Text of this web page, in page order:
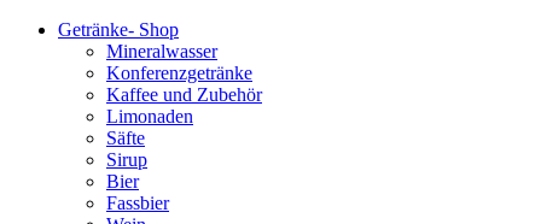
Getränke- Shop
Mineralwasser
Konferenzgetränke
Kaffee und Zubehör
Limonaden
Säfte
Sirup
Bier
Fassbier